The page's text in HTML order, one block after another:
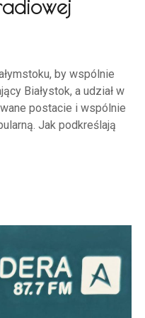
by wspólnie
Białystok, a udział w
postacie i wspólnie
Jak podkreślają